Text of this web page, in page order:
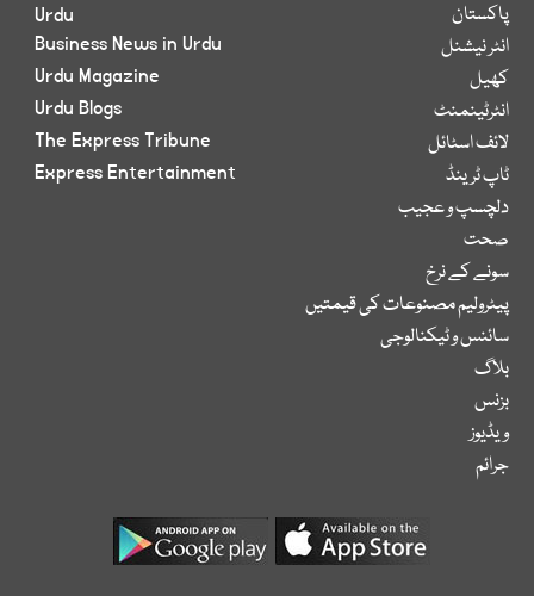
پاکستان
انٹر نیشنل
کھیل
انٹرٹینمنٹ
لائف اسٹائل
ٹاپ ٹرینڈ
دلچسپ و عجیب
صحت
سونے کے نرخ
پیٹرولیم مصنوعات کی قیمتیں
سائنس و ٹیکنالوجی
بلاگ
بزنس
ویڈیوز
جرائم
Urdu
Business News in Urdu
Urdu Magazine
Urdu Blogs
The Express Tribune
Express Entertainment